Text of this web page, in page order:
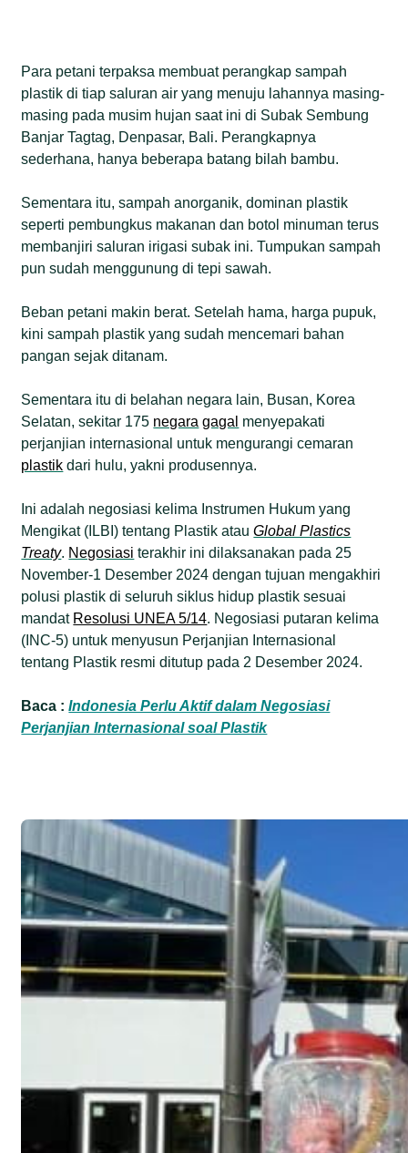
Para petani terpaksa membuat perangkap sampah
plastik di tiap saluran air yang menuju lahannya masing-
masing pada musim hujan saat ini di Subak Sembung
Banjar Tagtag, Denpasar, Bali. Perangkapnya
sederhana, hanya beberapa batang bilah bambu.
Sementara itu, sampah anorganik, dominan plastik
seperti pembungkus makanan dan botol minuman terus
membanjiri saluran irigasi subak ini. Tumpukan sampah
pun sudah menggunung di tepi sawah.
Beban petani makin berat. Setelah hama, harga pupuk,
kini sampah plastik yang sudah mencemari bahan
pangan sejak ditanam.
Sementara itu di belahan negara lain, Busan, Korea
Selatan, sekitar 175 negara gagal menyepakati
perjanjian internasional untuk mengurangi cemaran
plastik dari hulu, yakni produsennya.
Ini adalah negosiasi kelima Instrumen Hukum yang
Mengikat (ILBI) tentang Plastik atauGlobal Plastics
Treaty. Negosiasi terakhir ini dilaksanakan pada 25
November-1 Desember 2024 dengan tujuan mengakhiri
polusi plastik di seluruh siklus hidup plastik sesuai
mandat Resolusi UNEA 5/14. Negosiasi putaran kelima
(INC-5) untuk menyusun Perjanjian Internasional
tentang Plastik resmi ditutup pada 2 Desember 2024.
Baca :Indonesia Perlu Aktif dalam Negosiasi
Perjanjian Internasional soal Plastik